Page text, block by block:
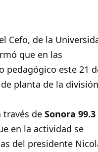
Cefo, de la
que en las
pedagógico este 21
planta de la división
través deSonora 99.3
en la actividad se
del presidente